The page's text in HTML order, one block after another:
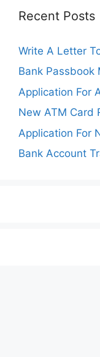
Recent Posts
Write A Letter
Bank Passbook
Application For
New ATM Card
Application For
Bank Account